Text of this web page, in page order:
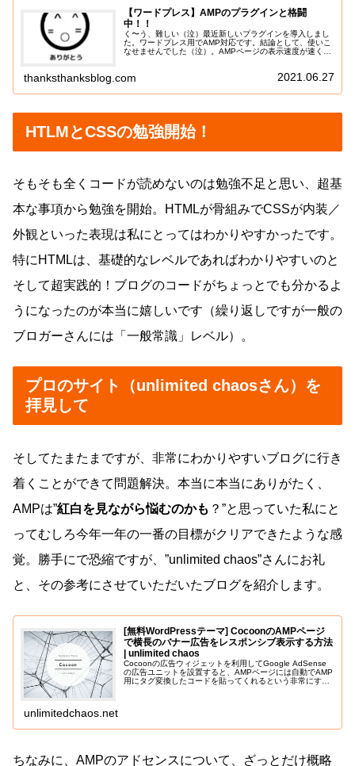
【ワードプレス】AMPのプラグインと格闘
中！！
く〜う、難しい（泣）最近新しいプラグインを導入しまし
た。ワードプレス用でAMP対応です。結論として、使いこ
なせませんでした（泣）。AMPページの表示速度が速くな
thanksthanksblog.com 2021.06.27
HTLMとCSSの勉強開始！
そもそも全くコードが読めないのは勉強不足と思い、超基
本な事項から勉強を開始。HTMLが骨組みでCSSが内装／
外観といった表現は私にとってはわかりやすかったです。
特にHTMLは、基礎的なレベルであればわかりやすいのと
そして超実践的！ブログのコードがちょっとでも分かるよ
うになったのが本当に嬉しいです（繰り返しですが一般の
ブロガーさんには「一般常識」レベル）。
プロのサイト（unlimited chaosさん）を
拝見して
そしてたまたまですが、非常にわかりやすいブログに行き
着くことができて問題解決。本当に本当にありがたく、
AMPは”紅白を見ながら悩むのかも ？”と思っていた私にと
ってむしろ今年一年の一番の目標がクリアできたような感
覚。勝手にで恐縮ですが、”unlimited chaos”さんにお礼
と、その参考にさせていただいたブログを紹介します。
[無料WordPressテーマ] CocoonのAMPページ
で横長のバナー広告をレスポンシブ表示する方法
| unlimited chaos
Cocoonの広告ウィジェットを利用してGoogle AdSense
の広告ユニットを設置すると、AMPページには自動でAMP
用にタグ変換したコードを貼ってくれるという非常にすば
unlimitedchaos.net
ちなみに、AMPのアドセンスについて、ざっとだけ概略